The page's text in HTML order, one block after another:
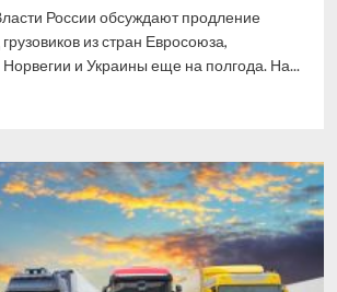
России обсуждают продление
из стран Евросоюза,
и Украины еще на полгода. На...